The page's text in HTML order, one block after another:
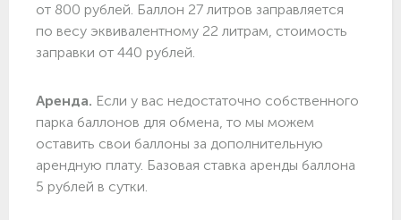
от 800 рублей. Баллон 27 литров заправляется
по весу эквивалентному 22 литрам, стоимость
заправки от 440 рублей.
Аренда. Если у вас недостаточно собственного
парка баллонов для обмена, то мы можем
оставить свои баллоны за дополнительную
арендную плату. Базовая ставка аренды баллона
5 рублей в сутки.